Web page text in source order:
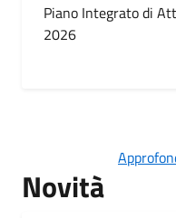
Piano Integrato di
2026
Novità